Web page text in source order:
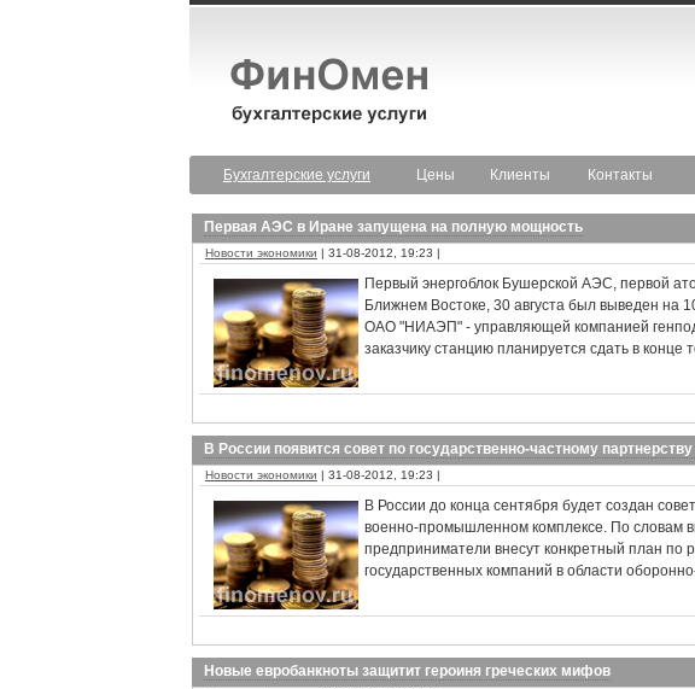
Бухгалтерские услуги
Цены Клиенты Контакты
Первая АЭС в Иране запущена на полную мощность
Новости экономики | 31-08-2012, 19:23 |
Первый энергоблок Бушерской АЭС, первой
Ближнем Востоке, 30 августа был выведен на
ОАО "НИАЭП" - управляющей компанией
заказчику станцию планируется сдать в конце
В России появится совет по государственно-частному
Новости экономики | 31-08-2012, 19:23 |
В России до конца сентября будет создан
военно-промышленном комплексе. По словам
предприниматели внесут конкретный план по
государственных компаний в области
Новые евробанкноты защитит героиня греческих мифов